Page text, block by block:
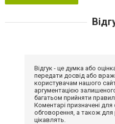
Відгук - це думка або
передати досвід або
користувачам нашого
аргументацією
багатьом прийняти
Коментарі призначені для
обговорення, а також
цікавлять.